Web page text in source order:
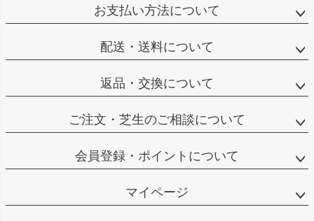
お支払い方法について
配送・送料について
返品・交換について
ご注文・芝生のご相談について
会員登録・ポイントについて
マイページ